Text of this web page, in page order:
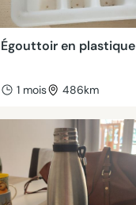
Égouttoir en plastique
1 mois 486km